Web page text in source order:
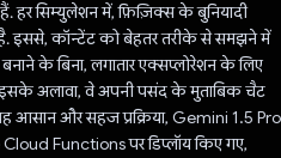
सिम्युलेशन में, फ़िज़िक्स के बुनियादी
है. इससे, कॉन्टेंट को बेहतर तरीके से समझने में
के बिना, लगातार एक्सप्लोरेशन के लिए
अलावा, वे अपनी पसंद के मुताबिक चैट
और सहज प्रक्रिया, Gemini 1.5 Pro
Functions पर डिप्लॉय किए गए,